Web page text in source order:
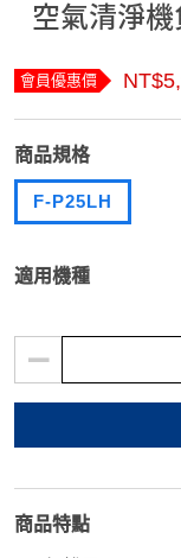
空氣清淨
會員優惠價
商品規格
F-P25LH
適用機種
商品特點